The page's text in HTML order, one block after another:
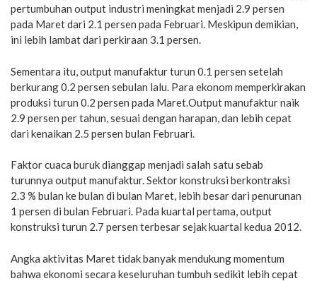
pertumbuhan output industri meningkat menjadi 2.9 persen
pada Maret dari 2.1 persen pada Februari. Meskipun demikian,
ini lebih lambat dari perkiraan 3.1 persen.
Sementara itu, output manufaktur turun 0.1 persen setelah
berkurang 0.2 persen sebulan lalu. Para ekonom memperkirakan
produksi turun 0.2 persen pada Maret.Output manufaktur naik
2.9 persen per tahun, sesuai dengan harapan, dan lebih cepat
dari kenaikan 2.5 persen bulan Februari.
Faktor cuaca buruk dianggap menjadi salah satu sebab
turunnya output manufaktur. Sektor konstruksi berkontraksi
2.3 % bulan ke bulan di bulan Maret, lebih besar dari penurunan
1 persen di bulan Februari. Pada kuartal pertama, output
konstruksi turun 2.7 persen terbesar sejak kuartal kedua 2012.
Angka aktivitas Maret tidak banyak mendukung momentum
bahwa ekonomi secara keseluruhan tumbuh sedikit lebih cepat